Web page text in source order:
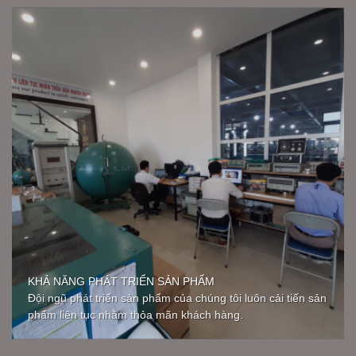
KHẢ NĂNG PHÁT TRIỂN SẢN PHẨM
Đội ngũ phát triển sản phẩm của chúng tôi luôn cải tiến sản
phẩm liên tục nhằm thỏa mãn khách hàng.